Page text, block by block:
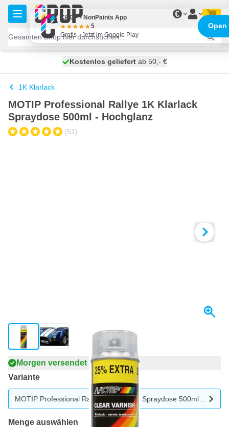
Zum Inhalt springen
€
morgen versendet
Kostenlos geliefertab 50,- €
100 Tage
1K Klarlack
MOTIP Professional Rallye 1K Klarlack
Spraydose 500ml - Hochglanz
(51)
View larger imageView larger image
Morgen versendet
Variante
MOTIP Professional Rallye 1K Klarlack Spraydose 500ml -
Menge auswählen
CROP - NonPaints App
5
Gratis - Jetzt im Google Play
Open